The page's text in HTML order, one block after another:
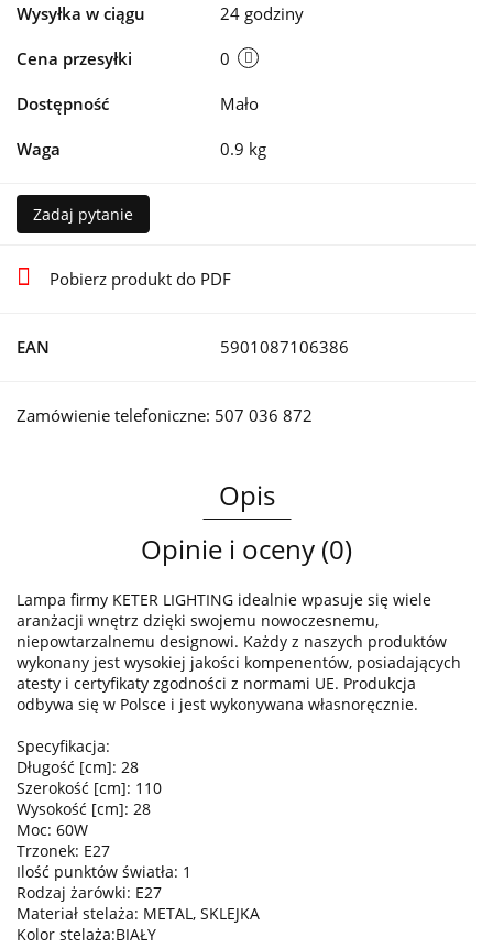
Wysyłka w ciągu 24 godziny
Cena przesyłki 0
Dostępność Mało
Waga 0.9 kg
Zadaj pytanie
Pobierz produkt do PDF
EAN 5901087106386
Zamówienie telefoniczne: 507 036 872
Opis
Opinie i oceny (0)
Lampa firmy KETER LIGHTING idealnie wpasuje się wiele
aranżacji wnętrz dzięki swojemu nowoczesnemu,
niepowtarzalnemu designowi. Każdy z naszych produktów
wykonany jest wysokiej jakości kompenentów, posiadających
atesty i certyfikaty zgodności z normami UE. Produkcja
odbywa się w Polsce i jest wykonywana własnoręcznie.
Specyfikacja:
Długość [cm]: 28
Szerokość [cm]: 110
Wysokość [cm]: 28
Moc: 60W
Trzonek: E27
Ilość punktów światła: 1
Rodzaj żarówki: E27
Materiał stelaża: METAL, SKLEJKA
Kolor stelaża:BIAŁY